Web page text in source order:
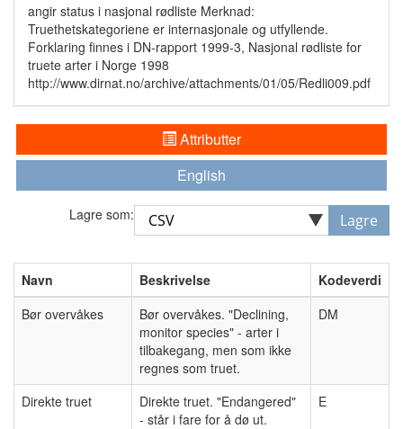
angir status i nasjonal rødliste Merknad:
Truethetskategoriene er internasjonale og utfyllende.
Forklaring finnes i DN-rapport 1999-3, Nasjonal rødliste for
truete arter i Norge 1998
http://www.dirnat.no/archive/attachments/01/05/Redli009.pdf
Attributter
English
Lagre som: Lagre
Navn Beskrivelse
Kodeverdi
Bør overvåkes
Bør overvåkes. "Declining,
monitor species" - arter i
tilbakegang, men som ikke
regnes som truet.
DM
Direkte truet
Direkte truet. "Endangered"
- står i fare for å dø ut.
E